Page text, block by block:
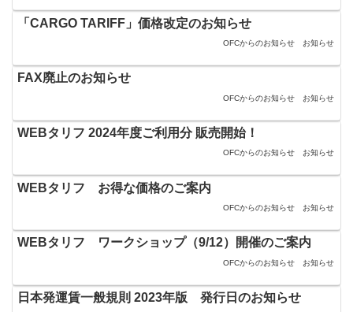
「CARGO TARIFF」価格改定のお知らせ
OFCからのお知らせ お知らせ
FAX廃止のお知らせ
OFCからのお知らせ お知らせ
WEBタリフ 2024年度ご利用分 販売開始！
OFCからのお知らせ お知らせ
WEBタリフ お得な価格のご案内
OFCからのお知らせ お知らせ
WEBタリフ ワークショップ（9/12）開催のご案内
OFCからのお知らせ お知らせ
日本発運賃一般規則 2023年版 発行日のお知らせ